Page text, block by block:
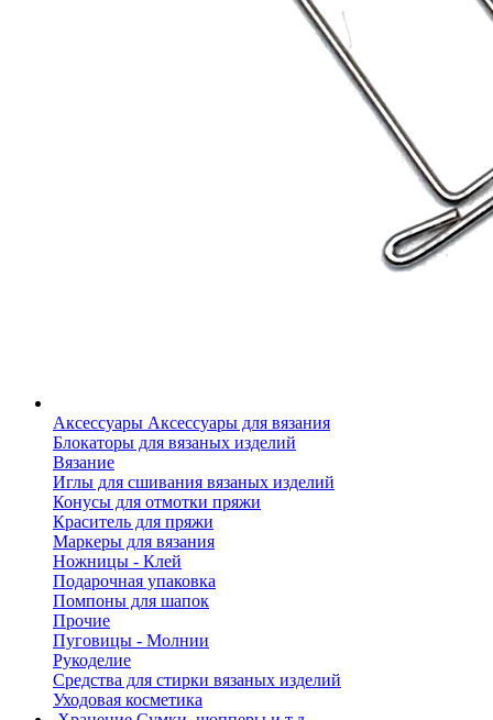
Аксессуары Аксессуары для вязания
Блокаторы для вязаных изделий
Вязание
Иглы для сшивания вязаных изделий
Конусы для отмотки пряжи
Краситель для пряжи
Маркеры для вязания
Ножницы - Клей
Подарочная упаковка
Помпоны для шапок
Прочие
Пуговицы - Молнии
Рукоделие
Средства для стирки вязаных изделий
Уходовая косметика